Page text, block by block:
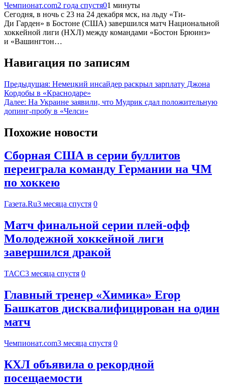
Чемпионат.com2 года спустя01 минуты
Сегодня, в ночь с 23 на 24 декабря мск, на льду «Ти-
Ди Гарден» в Бостоне (США) завершился матч Национальной
хоккейной лиги (НХЛ) между командами «Бостон Брюинз»
и «Вашингтон…
Навигация по записям
Предыдущая: Немецкий инсайдер раскрыл зарплату Джона
Кордобы в «Краснодаре»
Далее: На Украине заявили, что Мудрик сдал положительную
допинг-пробу в «Челси»
Похожие новости
Сборная США в серии буллитов
переиграла команду Германии на ЧМ
по хоккею
Газета.Ru3 месяца спустя 0
Матч финальной серии плей-офф
Молодежной хоккейной лиги
завершился дракой
ТАСС3 месяца спустя 0
Главный тренер «Химика» Егор
Башкатов дисквалифицирован на один
матч
Чемпионат.com3 месяца спустя 0
КХЛ объявила о рекордной
посещаемости